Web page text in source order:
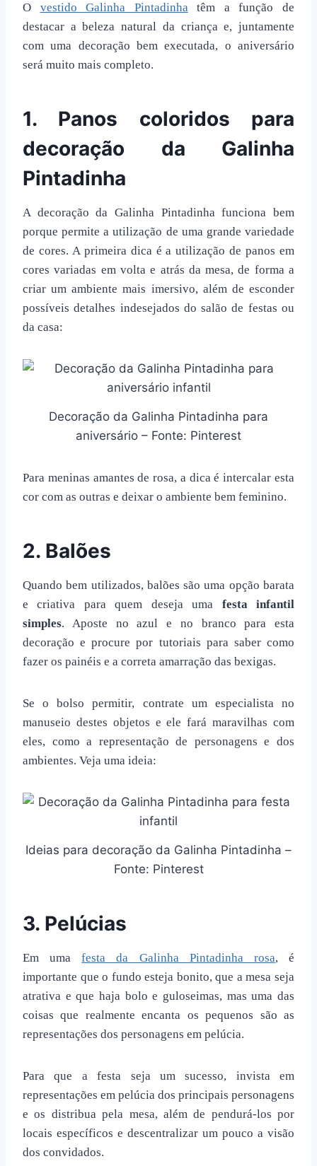
O vestido Galinha Pintadinhatêm a função de
destacar a beleza natural da criança e, juntamente
com uma decoração bem executada, o aniversário
será muito mais completo.
1. Panos coloridos para
decoração da Galinha
Pintadinha
A decoração da Galinha Pintadinhafunciona bem
porque permite a utilização de uma grande variedade
de cores. A primeira dica é a utilização de panos em
cores variadas em volta e atrás da mesa, de forma a
criar um ambiente mais imersivo, além de esconder
possíveis detalhes indesejados do salão de festas ou
da casa:
Decoração da Galinha Pintadinha para
aniversário – Fonte: Pinterest
Para meninas amantes de rosa, a dica é intercalar esta
cor com as outras e deixar o ambiente bem feminino.
2. Balões
Quando bem utilizados, balões são uma opção barata
e criativa para quem deseja uma festa infantil
simples. Aposte no azul e no branco para esta
decoração e procure por tutoriais para saber como
fazer os painéis e a correta amarração das bexigas.
Se o bolso permitir, contrate um especialista no
manuseio destes objetos e ele fará maravilhas com
eles, como a representação de personagens e dos
ambientes. Veja uma ideia:
Ideias para decoração da Galinha Pintadinha –
Fonte: Pinterest
3. Pelúcias
Em umafesta da Galinha Pintadinha rosa, é
importante que o fundo esteja bonito, que a mesa seja
atrativa e que haja bolo e guloseimas, mas uma das
coisas que realmente encanta os pequenos são as
representações dos personagens em pelúcia.
Para que a festa seja um sucesso, invista em
representações em pelúcia dos principais personagens
e os distribua pela mesa, além de pendurá-los por
locais específicos e descentralizar um pouco a visão
dos convidados.